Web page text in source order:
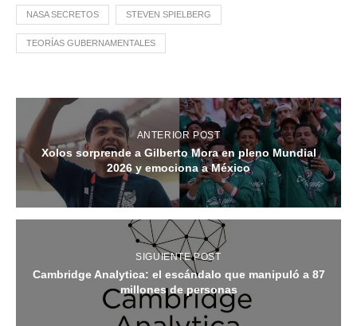
NASA SECRETOS STEVEN SPIELBERG
TEORÍAS GUBERNAMENTALES
ANTERIOR POST
Xolos sorprende a Gilberto Mora en pleno Mundial
2026 y emociona a México
SIGUIENTE POST
Cambridge Analytica: el escándalo que manipuló a 87
millones de personas